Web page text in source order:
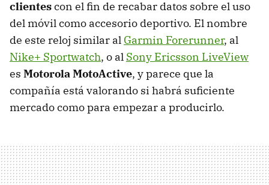
clientescon el fin de recabar datos sobre el uso
del móvil como accesorio deportivo. El nombre
de este reloj similar al Garmin Forerunner, al
Nike+ Sportwatch, o al Sony Ericsson LiveView
es Motorola MotoActive, y parece que la
compañía está valorando si habrá suficiente
mercado como para empezar a producirlo.